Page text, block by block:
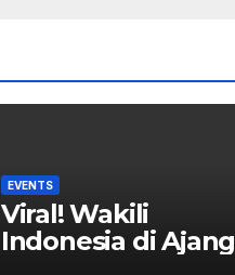
EVENTS
Viral! Wakili
Indonesia di Ajang
Internasional, Siswi